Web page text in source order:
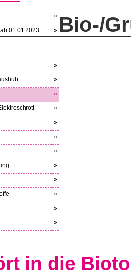
»
01.01.2023 »
»
»
»
»
»
»
»
»
»
»
»
»
Bio-/
in die